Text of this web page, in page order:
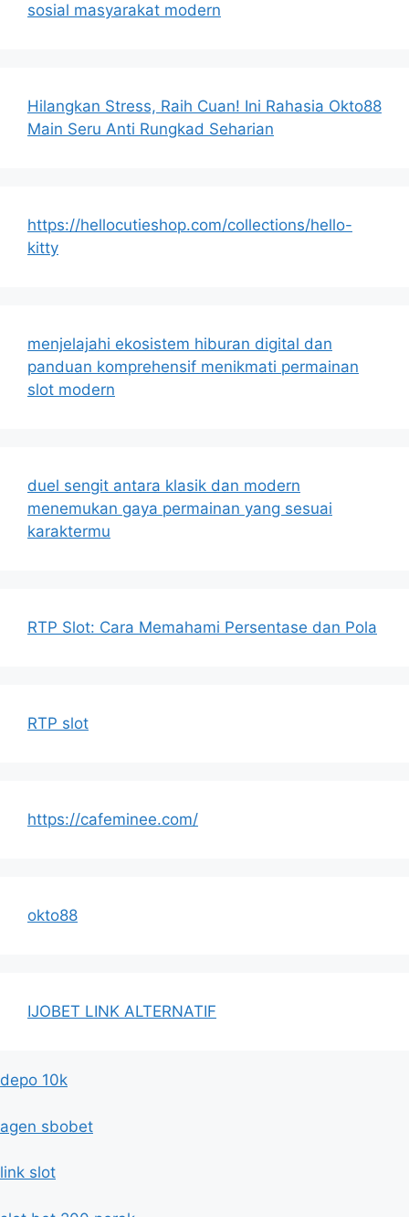
sosial masyarakat modern
Hilangkan Stress, Raih Cuan! Ini Rahasia Okto88
Main Seru Anti Rungkad Seharian
https://hellocutieshop.com/collections/hello-
kitty
menjelajahi ekosistem hiburan digital dan
panduan komprehensif menikmati permainan
slot modern
duel sengit antara klasik dan modern
menemukan gaya permainan yang sesuai
karaktermu
RTP Slot: Cara Memahami Persentase dan Pola
RTP slot
https://cafeminee.com/
okto88
IJOBET LINK ALTERNATIF
depo 10k
agen sbobet
link slot